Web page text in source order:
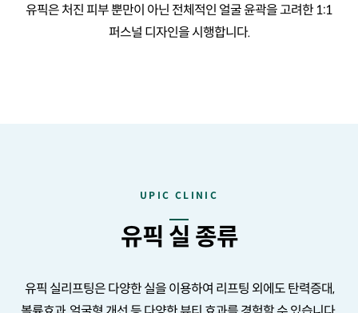
유픽은 처진 피부 뿐만이 아닌 전체적인 얼굴 윤곽을 고려한 1:1
퍼스널 디자인을 시행합니다.
UPIC CLINIC
유픽 실 종류
유픽 실리프팅은 다양한 실을 이용하여 리프팅 외에도탄력증대,